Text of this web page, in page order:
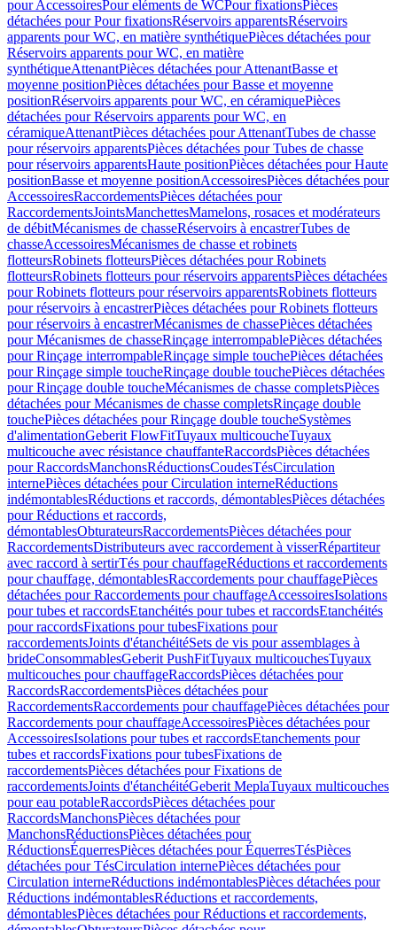
pour AccessoiresPour eléments de WCPour fixationsPièces
détachées pour Pour fixationsRéservoirs apparentsRéservoirs
apparents pour WC, en matière synthétiquePièces détachées pour
Réservoirs apparents pour WC, en matière
synthétiqueAttenantPièces détachées pour AttenantBasse et
moyenne positionPièces détachées pour Basse et moyenne
positionRéservoirs apparents pour WC, en céramiquePièces
détachées pour Réservoirs apparents pour WC, en
céramiqueAttenantPièces détachées pour AttenantTubes de chasse
pour réservoirs apparentsPièces détachées pour Tubes de chasse
pour réservoirs apparentsHaute positionPièces détachées pour Haute
positionBasse et moyenne positionAccessoiresPièces détachées pour
AccessoiresRaccordementsPièces détachées pour
RaccordementsJointsManchettesMamelons, rosaces et modérateurs
de débitMécanismes de chasseRéservoirs à encastrerTubes de
chasseAccessoiresMécanismes de chasse et robinets
flotteursRobinets flotteursPièces détachées pour Robinets
flotteursRobinets flotteurs pour réservoirs apparentsPièces détachées
pour Robinets flotteurs pour réservoirs apparentsRobinets flotteurs
pour réservoirs à encastrerPièces détachées pour Robinets flotteurs
pour réservoirs à encastrerMécanismes de chassePièces détachées
pour Mécanismes de chasseRinçage interrompablePièces détachées
pour Rinçage interrompableRinçage simple touchePièces détachées
pour Rinçage simple toucheRinçage double touchePièces détachées
pour Rinçage double toucheMécanismes de chasse completsPièces
détachées pour Mécanismes de chasse completsRinçage double
touchePièces détachées pour Rinçage double toucheSystèmes
d'alimentationGeberit FlowFitTuyaux multicoucheTuyaux
multicouche avec résistance chauffanteRaccordsPièces détachées
pour RaccordsManchonsRéductionsCoudesTésCirculation
internePièces détachées pour Circulation interneRéductions
indémontablesRéductions et raccords, démontablesPièces détachées
pour Réductions et raccords,
démontablesObturateursRaccordementsPièces détachées pour
RaccordementsDistributeurs avec raccordement à visserRépartiteur
avec raccord à sertirTés pour chauffageRéductions et raccordements
pour chauffage, démontablesRaccordements pour chauffagePièces
détachées pour Raccordements pour chauffageAccessoiresIsolations
pour tubes et raccordsEtanchéités pour tubes et raccordsEtanchéités
pour raccordsFixations pour tubesFixations pour
raccordementsJoints d'étanchéitéSets de vis pour assemblages à
brideConsommablesGeberit PushFitTuyaux multicouchesTuyaux
multicouches pour chauffageRaccordsPièces détachées pour
RaccordsRaccordementsPièces détachées pour
RaccordementsRaccordements pour chauffagePièces détachées pour
Raccordements pour chauffageAccessoiresPièces détachées pour
AccessoiresIsolations pour tubes et raccordsEtanchements pour
tubes et raccordsFixations pour tubesFixations de
raccordementsPièces détachées pour Fixations de
raccordementsJoints d'étanchéitéGeberit MeplaTuyaux multicouches
pour eau potableRaccordsPièces détachées pour
RaccordsManchonsPièces détachées pour
ManchonsRéductionsPièces détachées pour
RéductionsÉquerresPièces détachées pour ÉquerresTésPièces
détachées pour TésCirculation internePièces détachées pour
Circulation interneRéductions indémontablesPièces détachées pour
Réductions indémontablesRéductions et raccordements,
démontablesPièces détachées pour Réductions et raccordements,